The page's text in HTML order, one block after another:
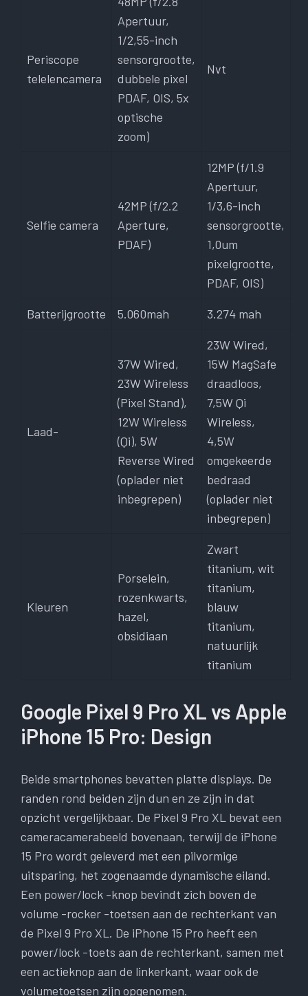
Periscope
telelencamera
Apertuur,
1/2,55-inch
sensorgrootte,
dubbele pixel
PDAF, OIS, 5x
optische
zoom)
Nvt
Selfie camera
42MP (f/2.2
Aperture,
PDAF)
12MP (f/1.9
Apertuur,
1/3,6-inch
sensorgrootte,
1,0um
pixelgrootte,
PDAF, OIS)
Batterijgrootte 5.060mah 3.274 mah
Laad-
37W Wired,
23W Wireless
(Pixel Stand),
12W Wireless
(Qi), 5W
Reverse Wired
(oplader niet
inbegrepen)
23W Wired,
15W MagSafe
draadloos,
7,5W Qi
Wireless,
4,5W
omgekeerde
bedraad
(oplader niet
inbegrepen)
Kleuren
Porselein,
rozenkwarts,
hazel,
obsidiaan
Zwart
titanium, wit
titanium,
blauw
titanium,
natuurlijk
titanium
Google Pixel 9 Pro XL vs Apple
iPhone 15 Pro: Design
Beide smartphones bevatten platte displays. De
randen rond beiden zijn dun en ze zijn in dat
opzicht vergelijkbaar. De Pixel 9 Pro XL bevat een
cameracamerabeeld bovenaan, terwijl de iPhone
15 Pro wordt geleverd met een pilvormige
uitsparing, het zogenaamde dynamische eiland.
Een power/lock -knop bevindt zich boven de
volume -rocker -toetsen aan de rechterkant van
de Pixel 9 Pro XL. De iPhone 15 Pro heeft een
power/lock -toets aan de rechterkant, samen met
een actieknop aan de linkerkant, waar ook de
volumetoetsen zijn opgenomen.